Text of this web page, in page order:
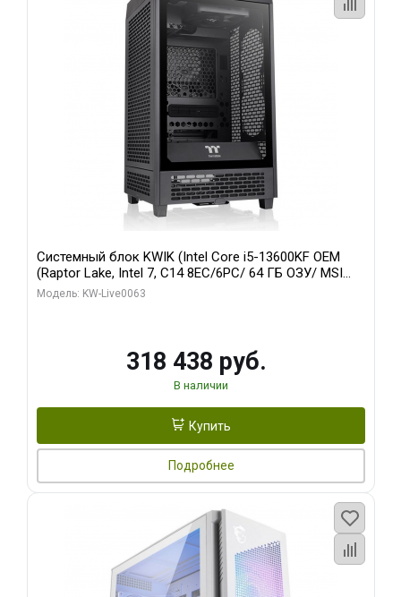
Системный блок KWIK (Intel Core i5-13600KF OEM
(Raptor Lake, Intel 7, C14 8EC/6PC/ 64 ГБ ОЗУ/ MSI
RTX5080 VENTUS 3X OC 16GB GDDR7 256bit 3xDP
Модель: KW-Live0063
318 438 руб.
В наличии
Купить
Подробнее